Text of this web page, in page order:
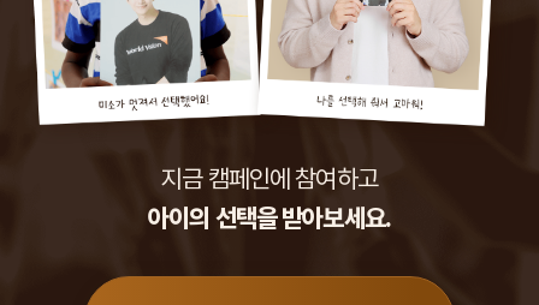
지금 캠페인에 참여하고
아이의 선택을 받아보세요.